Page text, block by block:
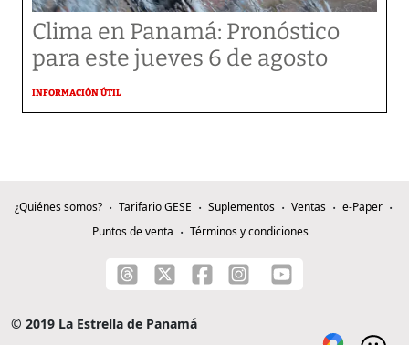
Clima en Panamá: Pronóstico
para este jueves 6 de agosto
INFORMACIÓN ÚTIL
¿Quiénes somos? Tarifario GESE Suplementos Ventas
e-Paper
Puntos de venta
Términos y condiciones
© 2019 La Estrella de Panamá